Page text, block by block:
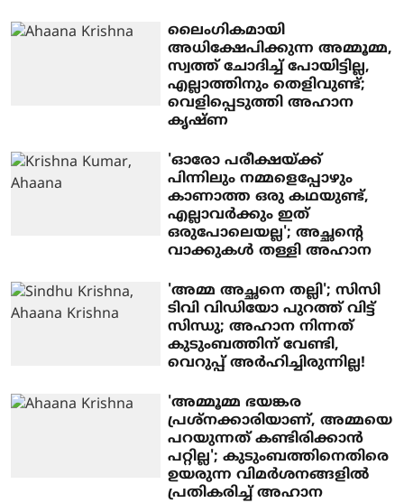
ലൈംഗികമായി
അധിക്ഷേപിക്കുന്ന അമ്മൂമ്മ,
സ്വത്ത് ചോദിച്ച് പോയിട്ടില്ല,
എല്ലാത്തിനും തെളിവുണ്ട്;
വെളിപ്പെടുത്തി അഹാന
കൃഷ്ണ
'ഓരോ പരീക്ഷയ്ക്ക്
പിന്നിലും നമ്മളെപ്പോഴും
കാണാത്ത ഒരു കഥയുണ്ട്,
എല്ലാവർക്കും ഇത്
ഒരുപോലെയല്ല'; അച്ഛന്റെ
വാക്കുകൾ തള്ളി അഹാന
'അമ്മ അച്ഛനെ തല്ലി'; സിസി
ടിവി വിഡിയോ പുറത്ത് വിട്ട്
സിന്ധു; അഹാന നിന്നത്
കുടുംബത്തിന് വേണ്ടി,
വെറുപ്പ് അര്‍ഹിച്ചിരുന്നില്ല!
'അമ്മൂമ്മ ഭയങ്കര
പ്രശ്നക്കാരിയാണ്, അമ്മയെ
പറയുന്നത് കണ്ടിരിക്കാൻ
പറ്റില്ല'; കുടുംബത്തിനെതിരെ
ഉയരുന്ന വിമർശനങ്ങളിൽ
പ്രതികരിച്ച് അഹാന